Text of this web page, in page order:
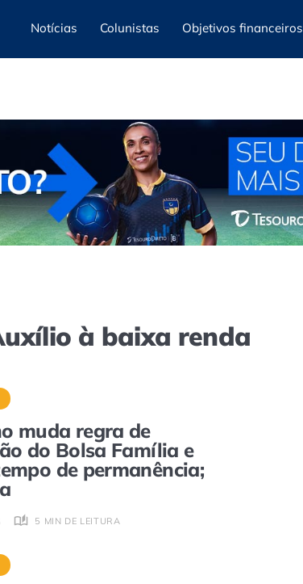
Notícias Colunistas Objetivos financeiros
à baixa renda
muda regra de
do Bolsa Família e
de permanência;
5 MIN DE LEITURA